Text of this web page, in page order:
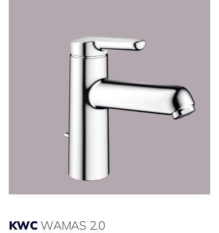
KWC WAMAS 2.0